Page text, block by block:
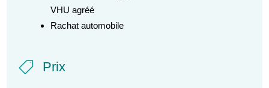
VHU agréé
Rachat automobile
 Prix